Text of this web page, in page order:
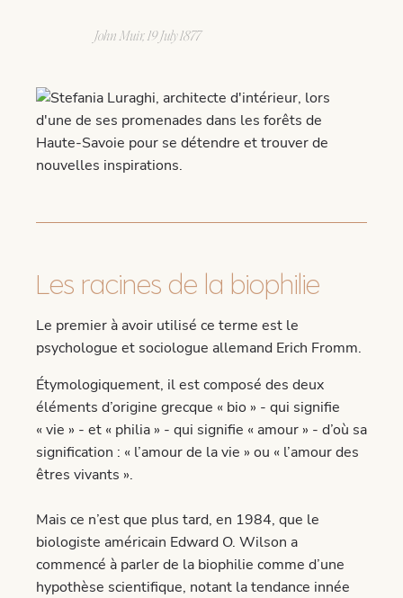
John Muir, 19 July 1877
Les racines de la biophilie
Le premier à avoir utilisé ce terme est le
psychologue et sociologue allemand Erich Fromm.
Étymologiquement, il est composé des deux
éléments d’origine grecque « bio » - qui signifie
« vie » - et « philia » - qui signifie « amour » - d’où sa
signification : « l’amour de la vie » ou « l’amour des
êtres vivants ».
Mais ce n’est que plus tard, en 1984, que le
biologiste américain Edward O. Wilson a
commencé à parler de la biophilie comme d’une
hypothèse scientifique, notant la tendance innée